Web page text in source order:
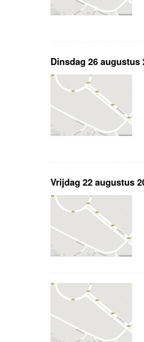
Dinsdag 26 augustus
Vrijdag 22 augustus